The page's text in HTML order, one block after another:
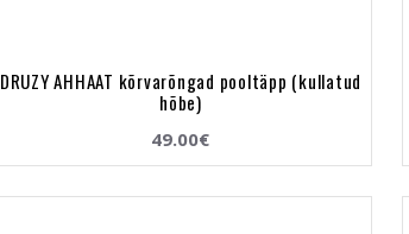
DRUZY AHHAAT kõrvarõngad pooltäpp (kullatud
hõbe)
49.00€